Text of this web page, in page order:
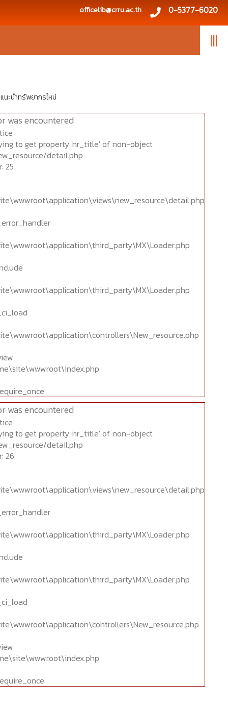
officelib@crru.ac.th 0-5377-6020
|||
นะนำทรัพยากรใหม่
was encountered
to get property 'nr_title' of non-object
detail.php
25
was encountered
to get property 'nr_title' of non-object
detail.php
26